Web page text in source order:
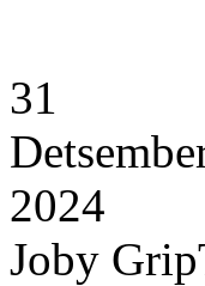
31
2024
Joby